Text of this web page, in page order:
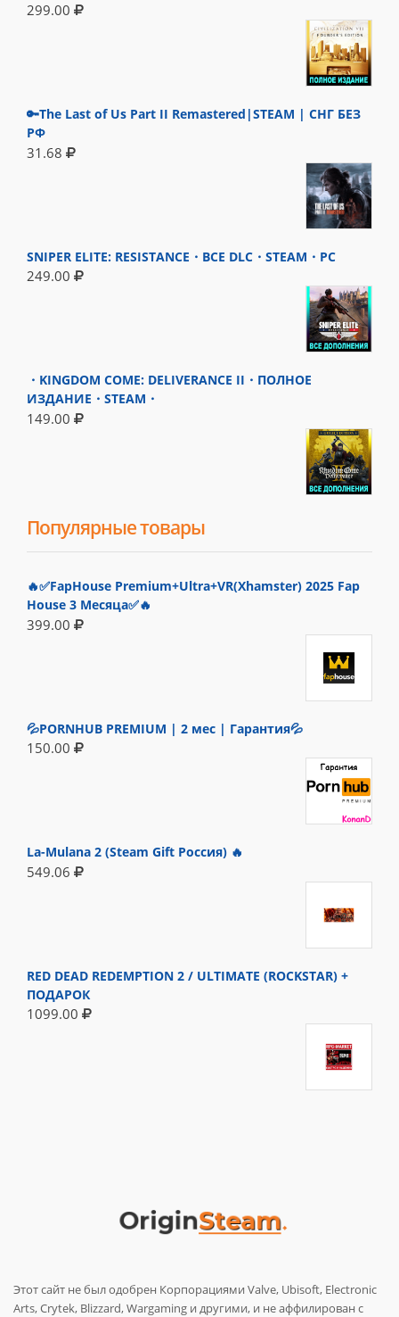
299.00
🔑The Last of Us Part II Remastered|STEAM | СНГ БЕЗ
РФ
31.68
SNIPER ELITE: RESISTANCE・ВСЕ DLC・STEAM・PC
249.00
・KINGDOM COME: DELIVERANCE II・ПОЛНОЕ
ИЗДАНИЕ・STEAM・
149.00
Популярные товары
🔥✅FapHouse Premium+Ultra+VR(Xhamster) 2025 Fap
House 3 Месяца✅🔥
399.00
💦PORNHUB PREMIUM | 2 мес | Гарантия💦
150.00
La-Mulana 2 (Steam Gift Россия) 🔥
549.06
RED DEAD REDEMPTION 2 / ULTIMATE (ROCKSTAR) +
ПОДАРОК
1099.00
Этот сайт не был одобрен Корпорациями Valve, Ubisoft, Electronic
Arts, Crytek, Blizzard, Wargaming и другими, и не аффилирован с